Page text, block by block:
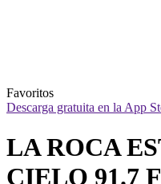
Favoritos
Descarga gratuita en la App
LA ROCA
CIELO 91.7